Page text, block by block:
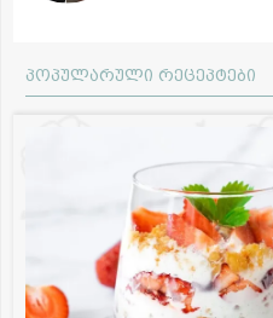
პოპულარული რეცეპტები